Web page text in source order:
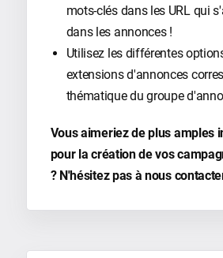
mots-clés dans les URL qui
dans les annonces !
Utilisez les différentes
extensions d'annonces
thématique du groupe
Vous aimeriez de plus amples
pour la création de vos
? N'hésitez pas à nous